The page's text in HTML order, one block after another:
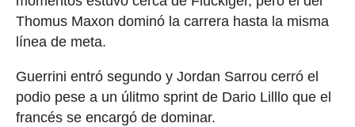
Thomus Maxon dominó la carrera hasta la misma
línea de meta.
Guerrini entró segundo y Jordan Sarrou cerró el
podio pese a un úlitmo sprint de Dario Lilllo que el
francés se encargó de dominar.